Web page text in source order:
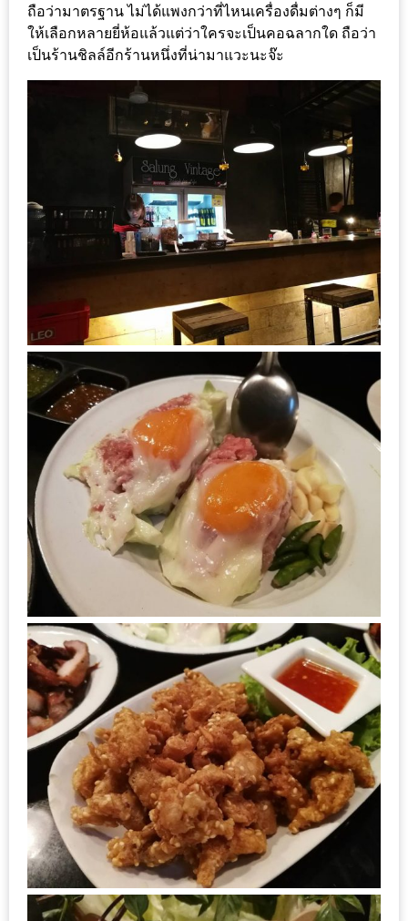
ของ
เชียงใหม่
ที่
ร้าน
อร่อย
มา
ลอง
ถนน
คน
เดิน
วัน
อาทิตย์
ท่าแพ
เชียงใหม่
CART
CHECKOUT
DRAFT
–
บาร์บีคิว
สาว
เหนือ
กับ
สลัด
หนุ่ม
บ้านนา
เมนู
เด็ด
ถือว่ามาตรฐาน ไม่ได้แพงกว่าที่ไหนเครื่องดื่มต่างๆ ก็มี
ให้เลือกหลายยี่ห้อแล้วแต่ว่าใครจะเป็นคอฉลากใด ถือว่า
เป็นร้านชิลล์อีกร้านหนึ่งที่น่ามาแวะนะจ๊ะ